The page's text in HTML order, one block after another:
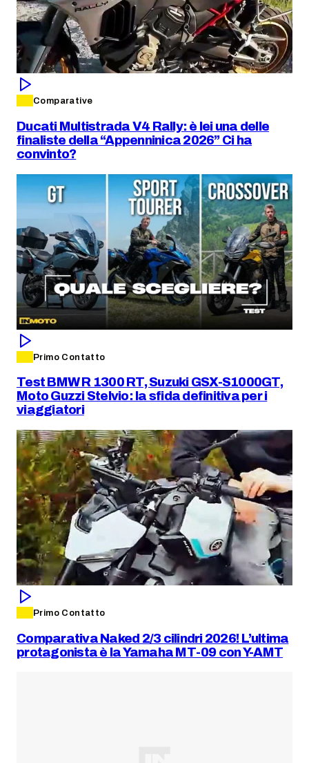
Comparative
Ducati Multistrada V4 Rally: è lei una delle
finaliste della “Appenninica 2026” Ci ha
convinto?
Primo Contatto
Test BMW R 1300 RT, Suzuki GSX-S1000GT,
Moto Guzzi Stelvio: la sfida definitiva per i
viaggiatori
Primo Contatto
Comparativa Naked 2/3 cilindri 2026! L’ultima
protagonista è la Yamaha MT-09 con Y-AMT